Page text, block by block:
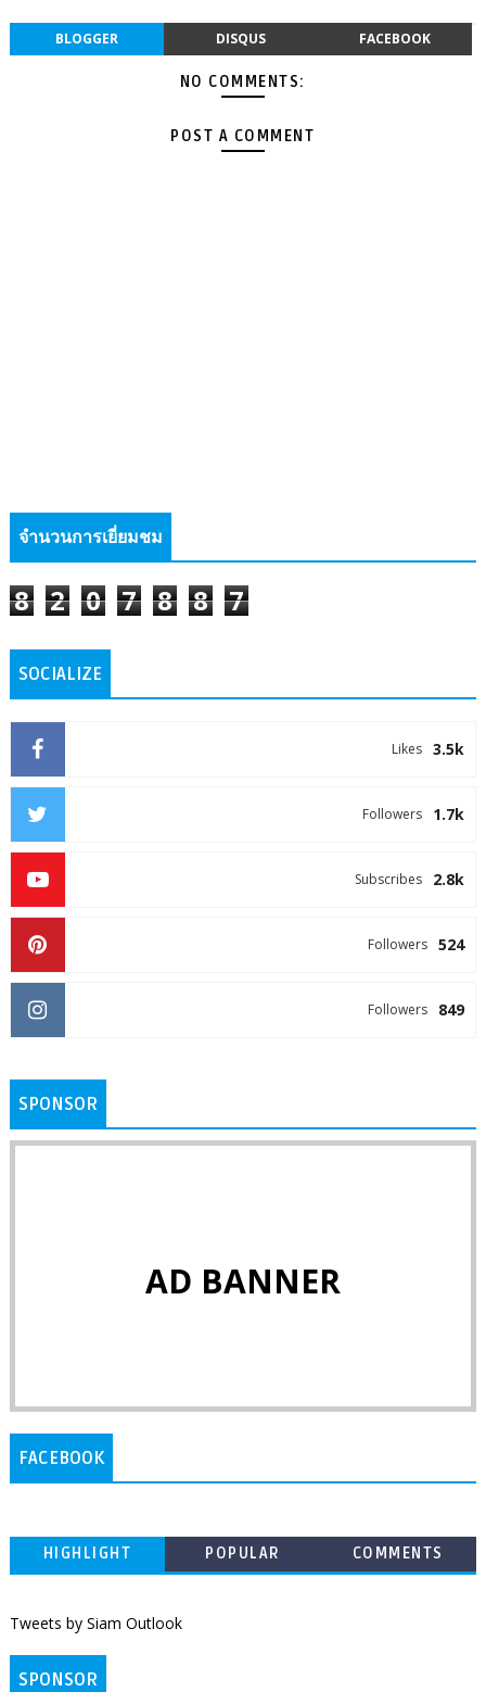
BLOGGER DISQUS FACEBOOK
NO COMMENTS:
POST A COMMENT
จำนวนการเยี่ยมชม
8 2 0 7 8 8 7
SOCIALIZE
3.5k
Likes
1.7k
Followers
2.8k
Subscribes
524
Followers
849
Followers
SPONSOR
AD BANNER
FACEBOOK
HIGHLIGHT POPULAR COMMENTS
Tweets by Siam Outlook
SPONSOR